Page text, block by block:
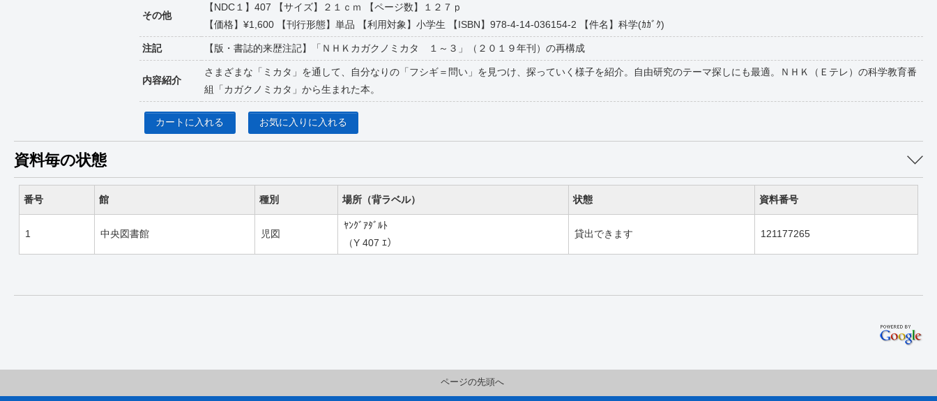
その他
【NDC１】407 【サイズ】２１ｃｍ 【ページ数】１２７ｐ
【価格】¥1,600 【刊行形態】単品 【利用対象】小学生 【ISBN】978-4-14-036154-2 【件名】科学(ｶｶﾞｸ)
注記 【版・書誌的来歴注記】「ＮＨＫカガクノミカタ １～３」（２０１９年刊）の再構成
内容紹介
さまざまな「ミカタ」を通して、自分なりの「フシギ＝問い」を見つけ、探っていく様子を紹介。自由研究のテーマ探しにも最適。ＮＨＫ（Ｅテレ）の科学教育番
組「カガクノミカタ」から生まれた本。
カートに入れる お気に入りに入れる
資料毎の状態
番号 館 種別 場所（背ラベル） 状態 資料番号
1 中央図書館 児図
ﾔﾝｸﾞｱﾀﾞﾙﾄ
（Y 407 ｴ）
貸出できます 121177265
ページの先頭へ